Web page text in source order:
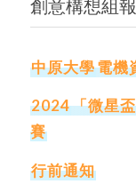
創意構想組
中原大學電機
2024「微星
賽
行前通知